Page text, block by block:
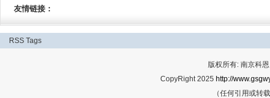
友情链接：
RSS Tags
版权所有: 南京科
CopyRight 2025 http://
（任何引用或转